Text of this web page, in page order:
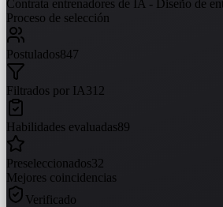
Contrata entrenadores de IA - Diseño de
Proceso de selección
Postulados847
Filtrados por IA312
Habilidades evaluadas89
Preseleccionados32
Mejores coincidencias
Verificado